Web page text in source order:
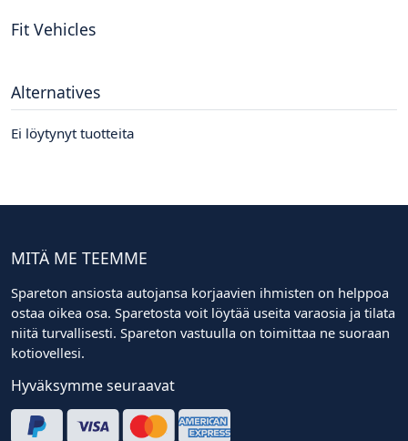
Fit Vehicles
Alternatives
Ei löytynyt tuotteita
MITÄ ME TEEMME
Spareton ansiosta autojansa korjaavien ihmisten on helppoa
ostaa oikea osa. Sparetosta voit löytää useita varaosia ja tilata
niitä turvallisesti. Spareton vastuulla on toimittaa ne suoraan
kotiovellesi.
Hyväksymme seuraavat